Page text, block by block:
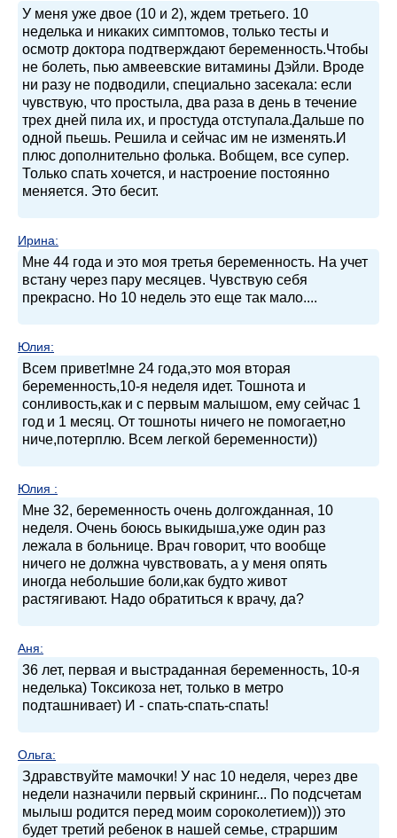
У меня уже двое (10 и 2), ждем третьего. 10
неделька и никаких симптомов, только тесты и
осмотр доктора подтверждают беременность.Чтобы
не болеть, пью амвеевские витамины Дэйли. Вроде
ни разу не подводили, специально засекала: если
чувствую, что простыла, два раза в день в течение
трех дней пила их, и простуда отступала.Дальше по
одной пьешь. Решила и сейчас им не изменять.И
плюс дополнительно фолька. Вобщем, все супер.
Только спать хочется, и настроение постоянно
меняется. Это бесит.
Ирина:
Мне 44 года и это моя третья беременность. На учет
встану через пару месяцев. Чувствую себя
прекрасно. Но 10 недель это еще так мало....
Юлия:
Всем привет!мне 24 года,это моя вторая
беременность,10-я неделя идет. Тошнота и
сонливость,как и с первым малышом, ему сейчас 1
год и 1 месяц. От тошноты ничего не помогает,но
ниче,потерплю. Всем легкой беременности))
Юлия :
Мне 32, беременность очень долгожданная, 10
неделя. Очень боюсь выкидыша,уже один раз
лежала в больнице. Врач говорит, что вообще
ничего не должна чувствовать, а у меня опять
иногда небольшие боли,как будто живот
растягивают. Надо обратиться к врачу, да?
Аня:
36 лет, первая и выстраданная беременность, 10-я
неделька) Токсикоза нет, только в метро
подташнивает) И - спать-спать-спать!
Ольга:
Здравствуйте мамочки! У нас 10 неделя, через две
недели назначили первый скрининг... По подсчетам
мылыш родится перед моим сороколетием))) это
будет третий ребенок в нашей семье, страршим